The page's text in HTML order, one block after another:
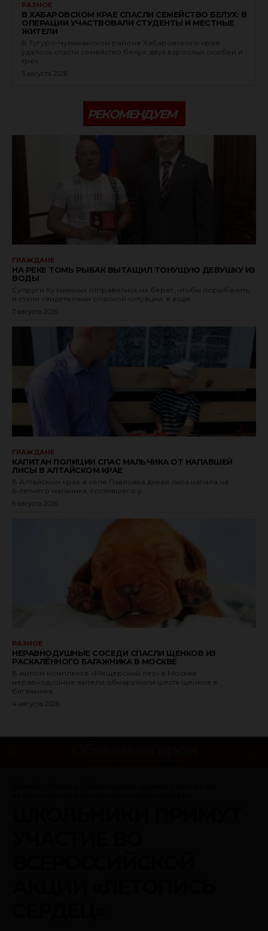
РАЗНОЕ
В ХАБАРОВСКОМ КРАЕ СПАСЛИ СЕМЕЙСТВО БЕЛУХ: В
ОПЕРАЦИИ УЧАСТВОВАЛИ СТУДЕНТЫ И МЕСТНЫЕ
ЖИТЕЛИ
В Тугуро-Чумиканском районе Хабаровского края
удалось спасти семейство белух, двух взрослых особей и
трёх...
3 августа 2026
РЕКОМЕНДУЕМ
ГРАЖДАНЕ
НА РЕКЕ ТОМЬ РЫБАК ВЫТАЩИЛ ТОНУЩУЮ ДЕВУШКУ ИЗ
ВОДЫ
Супруги Кузьминых отправились на берег, чтобы порыбачить,
и стали свидетелями опасной ситуации: в воде...
7 августа 2026
ГРАЖДАНЕ
КАПИТАН ПОЛИЦИИ СПАС МАЛЬЧИКА ОТ НАПАВШЕЙ
ЛИСЫ В АЛТАЙСКОМ КРАЕ
В Алтайском крае в селе Павловка дикая лиса напала на
6‑летнего мальчика, гостившего у...
5 августа 2026
РАЗНОЕ
НЕРАВНОДУШНЫЕ СОСЕДИ СПАСЛИ ЩЕНКОВ ИЗ
РАСКАЛЁННОГО БАГАЖНИКА В МОСКВЕ
В жилом комплексе «Мещерский лес» в Москве
неравнодушные жители обнаружили шесть щенков в
багажнике...
4 августа 2026